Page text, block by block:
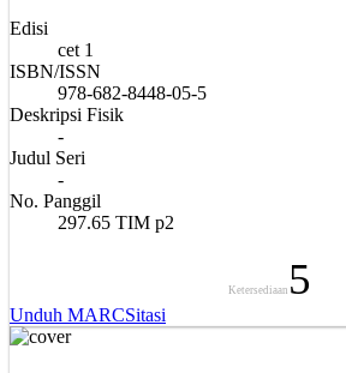
Edisi
cet 1
ISBN/ISSN
978-682-8448-05-5
Deskripsi Fisik
-
Judul Seri
-
No. Panggil
297.65 TIM p2
Ketersediaan 5
Unduh MARCSitasi